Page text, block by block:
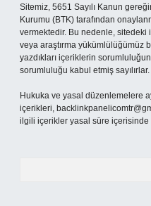
Sitemiz, 5651 Sayılı Kanun
Kurumu (BTK) tarafından
vermektedir. Bu nedenle,
veya araştırma yükümlülüğümüz
yazdıkları içeriklerin
sorumluluğu kabul etmiş sayılırlar.
Hukuka ve yasal düzenlemelere
içerikleri,
ilgili içerikler yasal süre içerisinde